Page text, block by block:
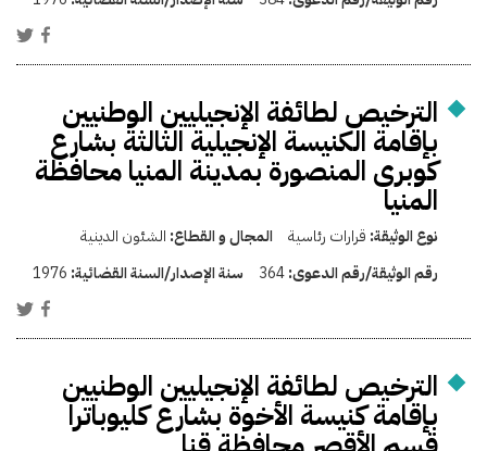
الترخيص لطائفة الإنجيليين الوطنيين
بإقامة الكنيسة الإنجيلية الثالثة بشارع
كوبرى المنصورة بمدينة المنيا محافظة
المنيا
نوع الوثيقة: قرارات رئاسية المجال و القطاع: الشئون الدينية
رقم الوثيقة/رقم الدعوى:364 سنة الإصدار/السنة القضائية: 1976
الترخيص لطائفة الإنجيليين الوطنيين
بإقامة كنيسة الأخوة بشارع كليوباترا